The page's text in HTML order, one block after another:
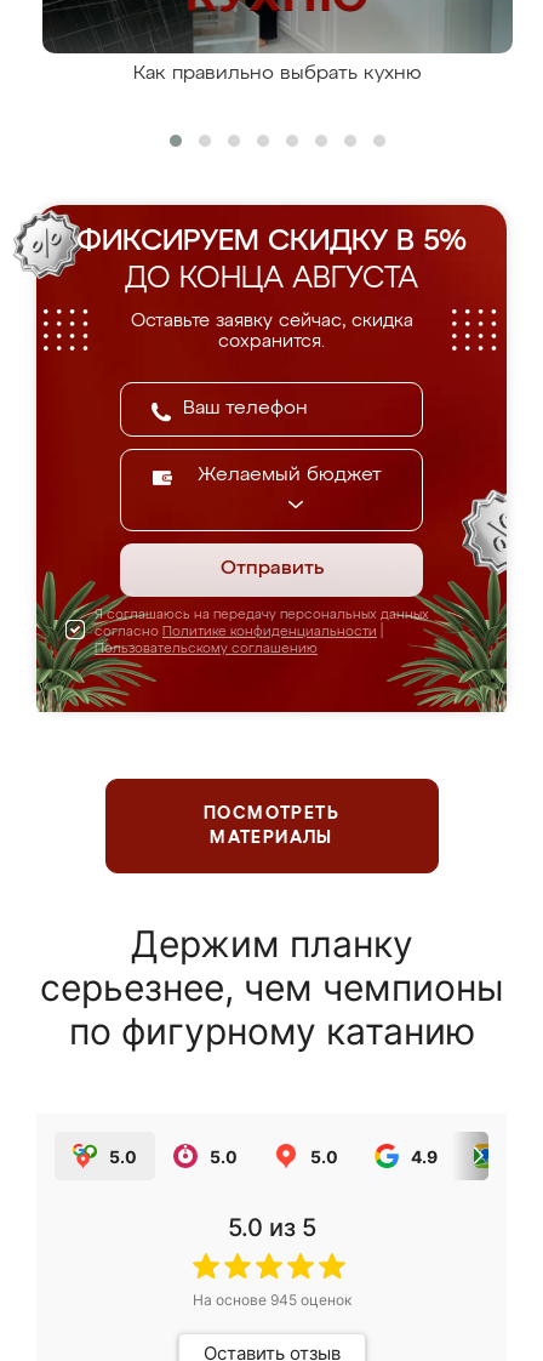
Как правильно выбрать кухню
ФИКСИРУЕМ СКИДКУ В 5%
ДО КОНЦА АВГУСТА
Оставьте заявку сейчас, скидка
сохранится.
Желаемый бюджет
Отправить
Я соглашаюсь на передачу персональных данных
согласно Политике конфиденциальности
Пользовательскому соглашению
ПОСМОТРЕТЬ
МАТЕРИАЛЫ
Держим планку
серьезнее, чем чемпионы
по фигурному катанию
5.0 5.0 5.0 4.9
5.0 из 5
На основе 945оценок
Оставить отзыв